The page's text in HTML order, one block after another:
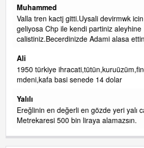
... DEVAMI
krom
çevresidir.
ibrahim yalçınkaya
kemer mezarlık altı CİĞİRLİK
gelin EREĞLİ BELEDİYESİ o
de RUHİ CÖBEKOĞLU...
yaz geldi layyy layyy layy lom
ekmek fabrikası kent
J
İşçilerin